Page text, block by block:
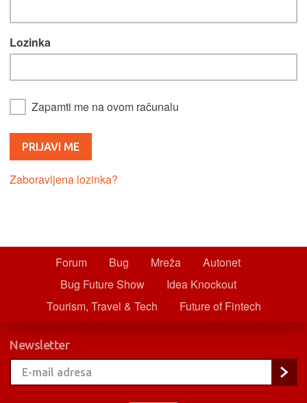
Lozinka
Zapamti me na ovom računalu
Zaboravljena lozinka?
Forum Bug Mreža
Autonet
Bug Future Show
Idea Knockout
Tourism, Travel & Tech
Future of Fintech
Newsletter